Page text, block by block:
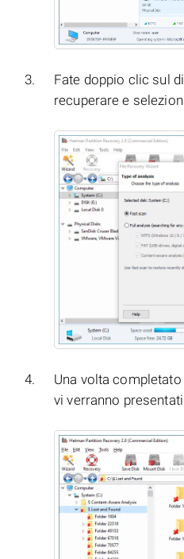
Fate doppio clic sul
recuperare e
Una volta
vi verranno